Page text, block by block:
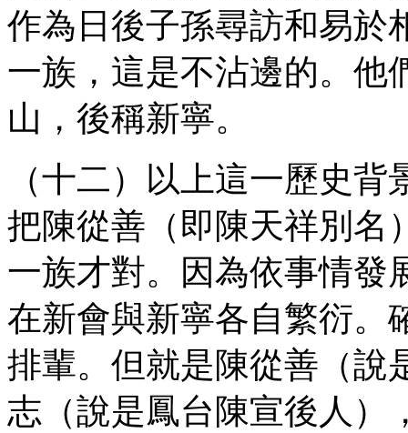
作為日後子孫尋訪和易於
一族，這是不沾邊的。他
山，後稱新寧。
（十二）以上這一歷史
把陳從善（即陳天祥別名
一族才對。因為依事情發
在新會與新寧各自繁衍。
排輩。但就是陳從善（說
志（說是鳳台陳宣後人）